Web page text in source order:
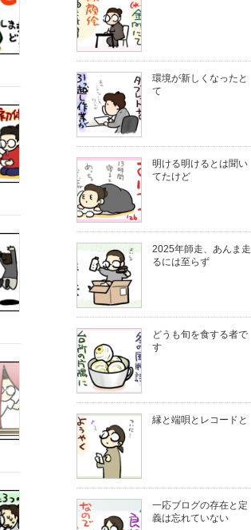
環境が新しくなったと
て
明ける明けるとは聞い
てたけど
2025年師走、あんま走
るには至らず
どうも旬を食する者で
す
縁と端唄とレコードと
一応ブログの存在と定
義は忘れていない